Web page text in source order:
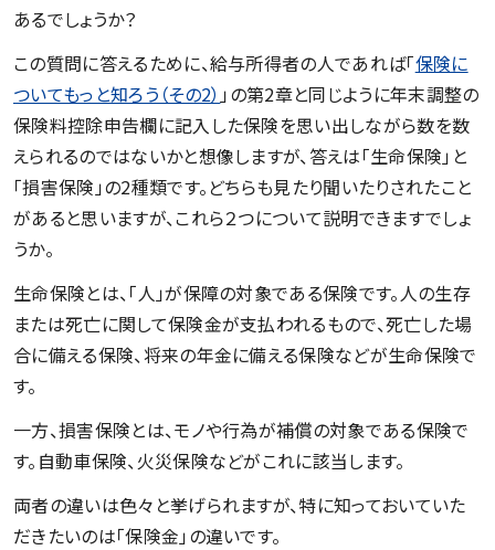
あるでしょうか？
この質問に答えるために、給与所得者の人であれば「保険に
ついてもっと知ろう（その2） 」の第2章と同じように年末調整の
保険料控除申告欄に記入した保険を思い出しながら数を数
えられるのではないかと想像しますが、答えは「生命保険」と
「損害保険」の2種類です。どちらも見たり聞いたりされたこと
があると思いますが、これら２つについて説明できますでしょ
うか。
生命保険とは、「人」が保障の対象である保険です。人の生存
または死亡に関して保険金が支払われるもので、死亡した場
合に備える保険、将来の年金に備える保険などが生命保険で
す。
一方、損害保険とは、モノや行為が補償の対象である保険で
す。自動車保険、火災保険などがこれに該当します。
両者の違いは色々と挙げられますが、特に知っておいていた
だきたいのは「保険金」の違いです。